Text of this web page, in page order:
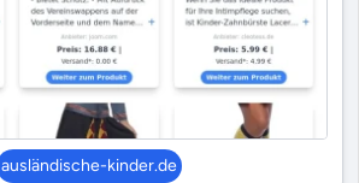
ausländische-kinder.de